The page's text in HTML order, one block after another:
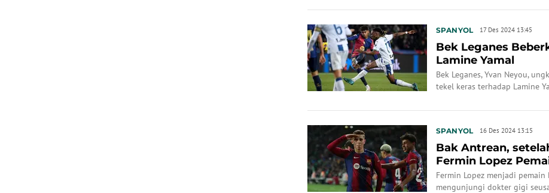
SPANYOL 17 Des 2024 13:45
Bek Leganes
Lamine Yamal
Bek Leganes, Yvan Neyou,
tekel keras terhadap Lamine
SPANYOL 16 Des 2024 13:15
Bak Antrean,
Fermin Lopez
ke Dokter ...
Fermin Lopez menjadi
mengunjungi dokter gigi